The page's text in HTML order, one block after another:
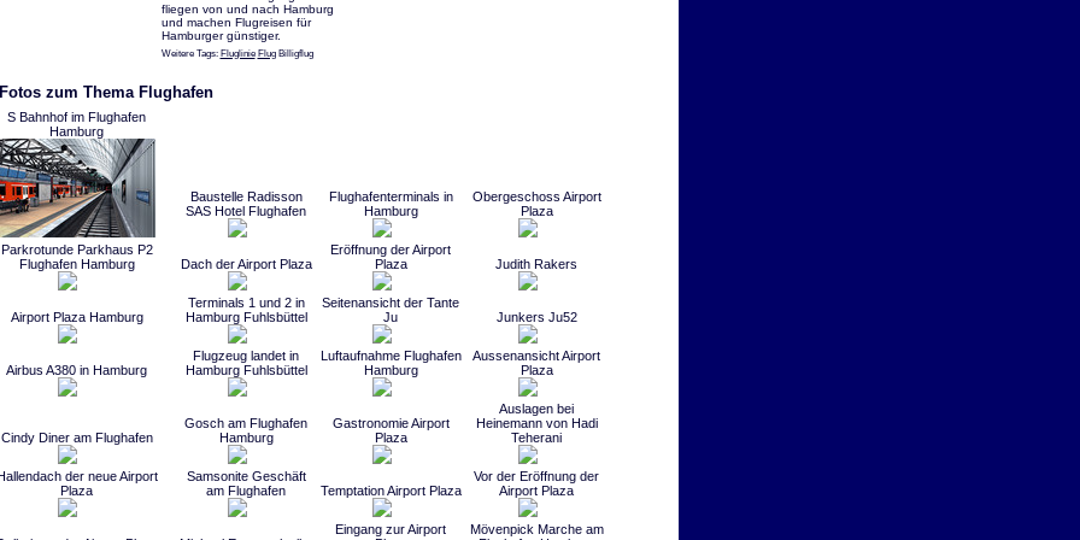
fliegen von und nach Hamburg
und machen Flugreisen für
Hamburger günstiger.
Weitere Tags: Fluglinie FlugBilligflug
zum Thema Flughafen
S Bahnhof im Flughafen
Hamburg
Baustelle Radisson
SAS Hotel Flughafen
Flughafenterminals in
Hamburg
Obergeschoss Airport
Plaza
Parkrotunde Parkhaus P2
Flughafen Hamburg
Dach der Airport Plaza
Eröffnung der Airport
Plaza
Judith Rakers
Airport Plaza Hamburg
Terminals 1 und 2 in
Hamburg Fuhlsbüttel
Seitenansicht der Tante
Ju
Junkers Ju52
Airbus A380 in Hamburg
Flugzeug landet in
Hamburg Fuhlsbüttel
Luftaufnahme Flughafen
Hamburg
Aussenansicht Airport
Plaza
Cindy Diner am Flughafen
Gosch am Flughafen
Hamburg
Gastronomie Airport
Plaza
Auslagen bei
Heinemann von Hadi
Teherani
der neue Airport
Plaza
Samsonite Geschäft
am Flughafen
Temptation Airport Plaza
Vor der Eröffnung der
Airport Plaza
Eingang zur Airport
Mövenpick Marche am